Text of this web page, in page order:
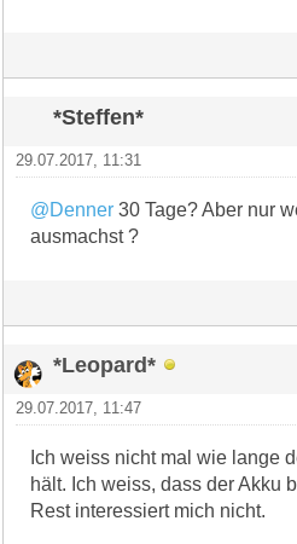
*Steffen*
29.07.2017, 11:31
@Denner 30 Tage? Aber nur
ausmachst ?
*Leopard*
29.07.2017, 11:47
Ich weiss nicht mal wie lange
hält. Ich weiss, dass der Akku
Rest interessiert mich nicht.